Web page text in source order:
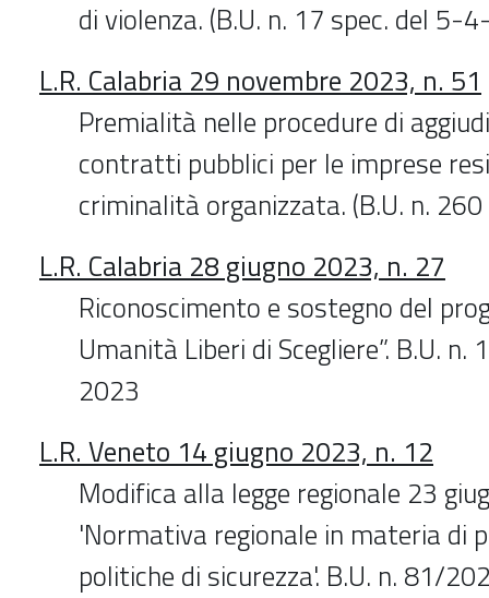
di violenza. (B.U. n. 17 spec. del 5-
L.R. Calabria 29 novembre 2023, n. 51
Premialità nelle procedure di
contratti pubblici per le imprese
criminalità organizzata. (B.U. n.
L.R. Calabria 28 giugno 2023, n. 27
Riconoscimento e sostegno del
Umanità Liberi di Scegliere”. B.U.
2023
L.R. Veneto 14 giugno 2023, n. 12
Modifica alla legge regionale 23
'Normativa regionale in materia di
politiche di sicurezza'. B.U. n. 81/